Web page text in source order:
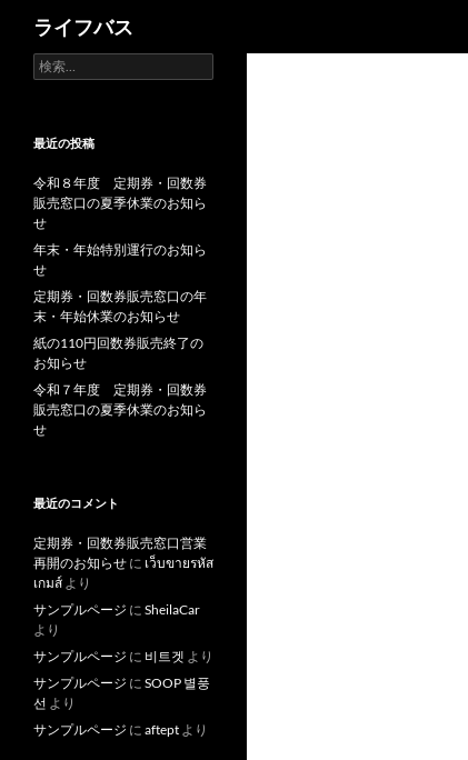
ライフバス
検
索:
最近の投稿
令和８年度 定期券・回数券
販売窓口の夏季休業のお知ら
せ
年末・年始特別運行のお知ら
せ
定期券・回数券販売窓口の年
末・年始休業のお知らせ
紙の110円回数券販売終了の
お知らせ
令和７年度 定期券・回数券
販売窓口の夏季休業のお知ら
せ
最近のコメント
定期券・回数券販売窓口営業
再開のお知らせ に เว็บขายรหัส
เกมส์ より
サンプルページ に SheilaCar
より
サンプルページ に 비트겟 より
サンプルページ に SOOP 별풍
선 より
サンプルページ に aftept より